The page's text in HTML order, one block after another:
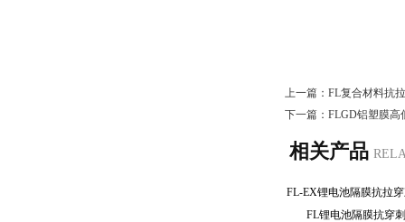
上一篇： FL复合材料抗
下一篇： FLGD铝塑膜高
相关产品
FL锂电池隔膜抗穿